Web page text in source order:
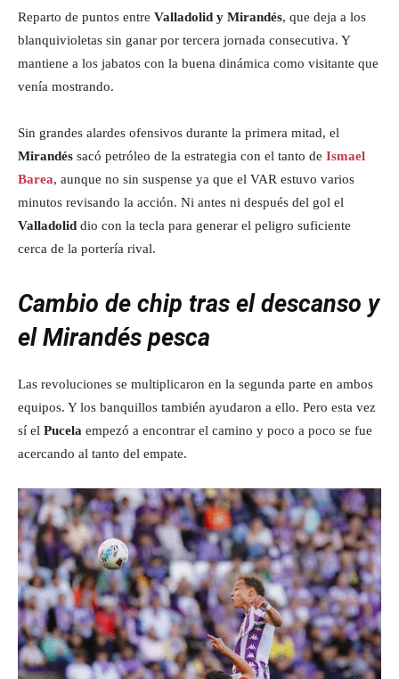
Reparto de puntos entre Valladolid y Mirandés, que deja a los
blanquivioletas sin ganar por tercera jornada consecutiva. Y
mantiene a los jabatos con la buena dinámica como visitante que
venía mostrando.
Sin grandes alardes ofensivos durante la primera mitad, el
Mirandés sacó petróleo de la estrategia con el tanto de Ismael
Barea, aunque no sin suspense ya que el VAR estuvo varios
minutos revisando la acción. Ni antes ni después del gol el
Valladolid dio con la tecla para generar el peligro suficiente
cerca de la portería rival.
Cambio de chip tras el descanso y
el Mirandés pesca
Las revoluciones se multiplicaron en la segunda parte en ambos
equipos. Y los banquillos también ayudaron a ello. Pero esta vez
sí el Pucela empezó a encontrar el camino y poco a poco se fue
acercando al tanto del empate.